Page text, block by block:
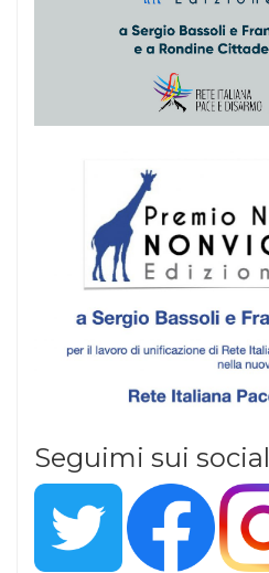
Seguimi sui social